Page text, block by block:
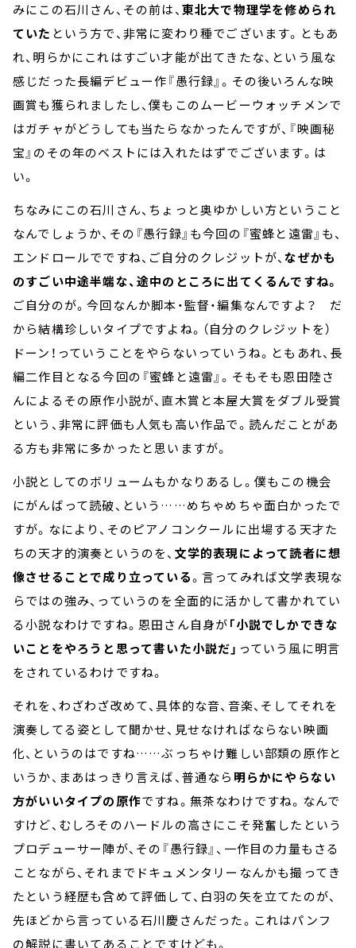
みにこの石川さん、その前は、 東北大で物理学を修められ
ていた という方で、非常に変わり種でございます。ともあ
れ、明らかにこれはすごい才能が出てきたな、という風な
感じだった長編デビュー作『愚行録』。その後いろんな映
画賞も獲られましたし、僕もこのムービーウォッチメンで
はガチャがどうしても当たらなかったんですが、『映画秘
宝』のその年のベストには入れたはずでございます。は
い。
ちなみにこの石川さん、ちょっと奥ゆかしい方ということ
なんでしょうか、その『愚行録』も今回の『蜜蜂と遠雷』も、
エンドロールでですね、ご自分のクレジットが、なぜかも
のすごい中途半端な、途中のところに出てくるんですね。
ご自分のが。今回なんか脚本・監督・編集なんですよ？ だ
から結構珍しいタイプですよね。（自分のクレジットを）
ドーン！っていうことをやらないっていうね。ともあれ、長
編二作目となる今回の『蜜蜂と遠雷』。そもそも恩田陸さ
んによるその原作小説が、直木賞と本屋大賞をダブル受賞
という、非常に評価も人気も高い作品で。読んだことがあ
る方も非常に多かったと思いますが。
小説としてのボリュームもかなりあるし。僕もこの機会
にがんばって読破、という ……めちゃめちゃ面白かったで
すが。なにより、そのピアノコンクールに出場する天才た
ちの天才的演奏というのを、 文学的表現によって読者に想
像させることで成り立っている。言ってみれば文学表現な
らではの強み、っていうのを全面的に活かして書かれてい
る小説なわけですね。恩田さん自身が「小説でしかできな
いことをやろうと思って書いた小説だ」 っていう風に明言
をされているわけですね。
それを、わざわざ改めて、具体的な音、音楽、そしてそれを
演奏してる姿として聞かせ、見せなければならない映画
化、というのはですね……ぶっちゃけ難しい部類の原作と
いうか、まあはっきり言えば、普通なら 明らかにやらない
方がいいタイプの原作ですね。無茶なわけですね。なんで
すけど、むしろそのハードルの高さにこそ発奮したという
プロデューサー陣が、その『愚行録』、一作目の力量もさる
ことながら、それまでドキュメンタリーなんかも撮ってき
たという経歴も含めて評価して、白羽の矢を立てたのが、
先ほどから言っている石川慶さんだった。これはパンフ
の解説に書いてあることですけども。